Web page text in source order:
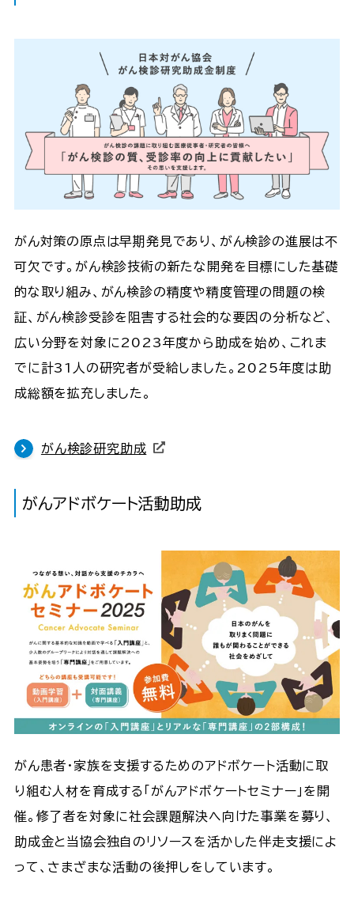
がん対策の原点は早期発見であり、がん検診の進展は不
可欠です。がん検診技術の新たな開発を目標にした基礎
的な取り組み、がん検診の精度や精度管理の問題の検
証、がん検診受診を阻害する社会的な要因の分析など、
広い分野を対象に2023年度から助成を始め、これま
でに計31人の研究者が受給しました。2025年度は助
成総額を拡充しました。
がん検診研究助成
がんアドボケート活動助成
がん患者・家族を支援するためのアドボケート活動に取
り組む人材を育成する「がんアドボケートセミナー」を開
催。修了者を対象に社会課題解決へ向けた事業を募り、
助成金と当協会独自のリソースを活かした伴走支援によ
って、さまざまな活動の後押しをしています。